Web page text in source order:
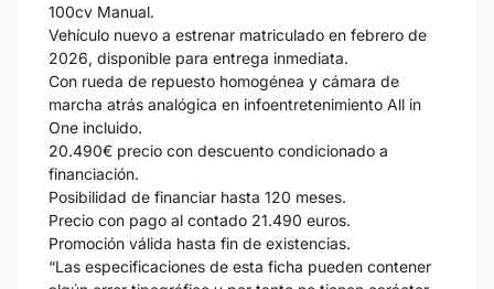
100cv Manual.
Vehículo nuevo a estrenar matriculado en febrero de
2026, disponible para entrega inmediata.
Con rueda de repuesto homogénea y cámara de
marcha atrás analógica en infoentretenimiento All in
One incluido.
20.490€ precio con descuento condicionado a
financiación.
Posibilidad de financiar hasta 120 meses.
Precio con pago al contado 21.490 euros.
Promoción válida hasta fin de existencias.
“Las especificaciones de esta ficha pueden contener